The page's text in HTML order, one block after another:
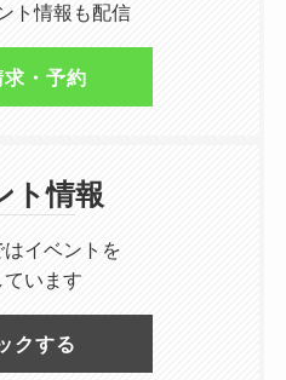
ト情報も配信
求・予約
ト情報
イベントを
ています
クする